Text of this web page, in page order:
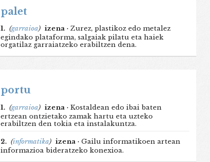
palet
1. (garraioa) izena · Zurez, plastikoz edo metalez
egindako plataforma, salgaiak pilatu eta haiek
orgatilaz garraiatzeko erabiltzen dena.
portu
1. (garraioa) izena · Kostaldean edo ibai baten
ertzean ontzietako zamak hartu eta uzteko
erabiltzen den tokia eta instalakuntza.
2. (informatika) izena · Gailu informatikoen artean
informazioa bideratzeko konexioa.